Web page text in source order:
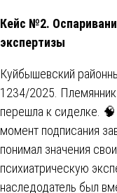
Кейс №2.
экспертизы
Куйбышевский
1234/2025.
перешла к сиделке.
момент подписания
понимал значения
психиатрическую
наследодатель был